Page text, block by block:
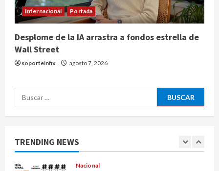
Internacional Portada
Desplome de la IA arrastra a fondos estrella de
Wall Street
soporteinfix agosto 7, 2026
Buscar:
TRENDING NEWS
4
evolución del cerebro humano
agosto 7, 2026
Internacional
sociales para visados de periodistas
1
Nacional
Fallece Carlos Garfias Merlos,
Nacional